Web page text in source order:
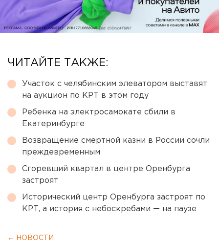
ЧИТАЙТЕ ТАКЖЕ:
Участок с челябинским элеватором выставят
на аукцион по КРТ в этом году
Ребенка на электросамокате сбили в
Екатеринбурге
Возвращение смертной казни в России сочли
преждевременным
Сгоревший квартал в центре Оренбурга
застроят
Исторический центр Оренбурга застроят по
КРТ, а история с небоскребами — на паузе
← НОВОСТИ